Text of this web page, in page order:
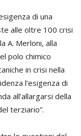
di una
alle oltre 100 crisi
A. Merloni, alla
polo chimico
in crisi nella
l’esigenza di
all’allargarsi della
terziario”.